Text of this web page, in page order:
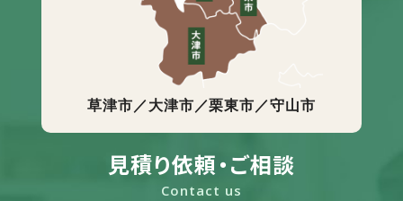
草津市／大津市／栗東市／守山市
見積り依頼・ご相談
Contact us